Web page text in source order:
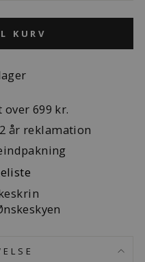
KURV
699 kr.
år reklamation